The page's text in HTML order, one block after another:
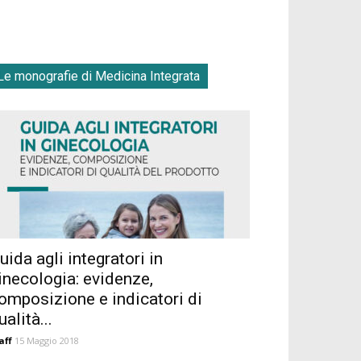
monografie di Medicina Integrata
agli integratori in
evidenze,
e indicatori di
15 Maggio 2018